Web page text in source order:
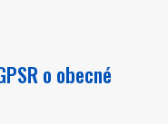
o obecné